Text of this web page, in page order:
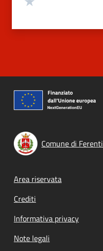
Comune di
Footer menu
Area riservata
Crediti
Informativa privacy
Note legali